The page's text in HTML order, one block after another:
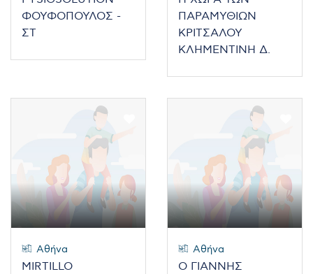
ΦΟΥΦΟΠΟΥΛΟΣ -
ΣΤ
ΠΑΡΑΜΥΘΙΩΝ
ΚΡΙΤΣΑΛΟΥ
ΚΛΗΜΕΝΤΙΝΗ Δ.
Αθήνα
MIRTILLO
Αθήνα
Ο ΓΙΑΝΝΗΣ